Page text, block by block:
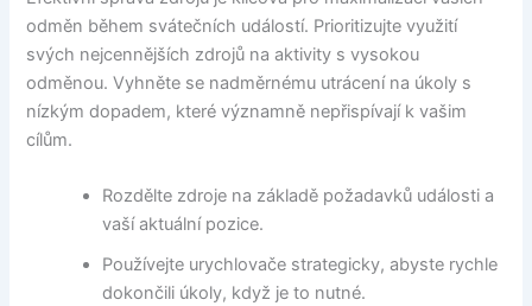
odměn během svátečních událostí. Prioritizujte využití
svých nejcennějších zdrojů na aktivity s vysokou
odměnou. Vyhněte se nadměrnému utrácení na úkoly s
nízkým dopadem, které významně nepřispívají k vašim
cílům.
Rozdělte zdroje na základě požadavků události a
vaší aktuální pozice.
Používejte urychlovače strategicky, abyste rychle
dokončili úkoly, když je to nutné.